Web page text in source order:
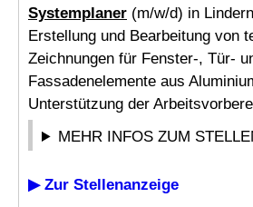
Systemplaner (m/w/d) in
Erstellung und Bearbeitung von
Zeichnungen für Fenster-, Tür-
Fassadenelemente aus
Unterstützung der
MEHR INFOS ZUM
▶ Zur Stellenanzeige